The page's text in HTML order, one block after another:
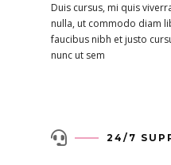
Duis cursus, mi quis
nulla, ut commodo diam
faucibus nibh et justo
nunc ut sem
 24/7